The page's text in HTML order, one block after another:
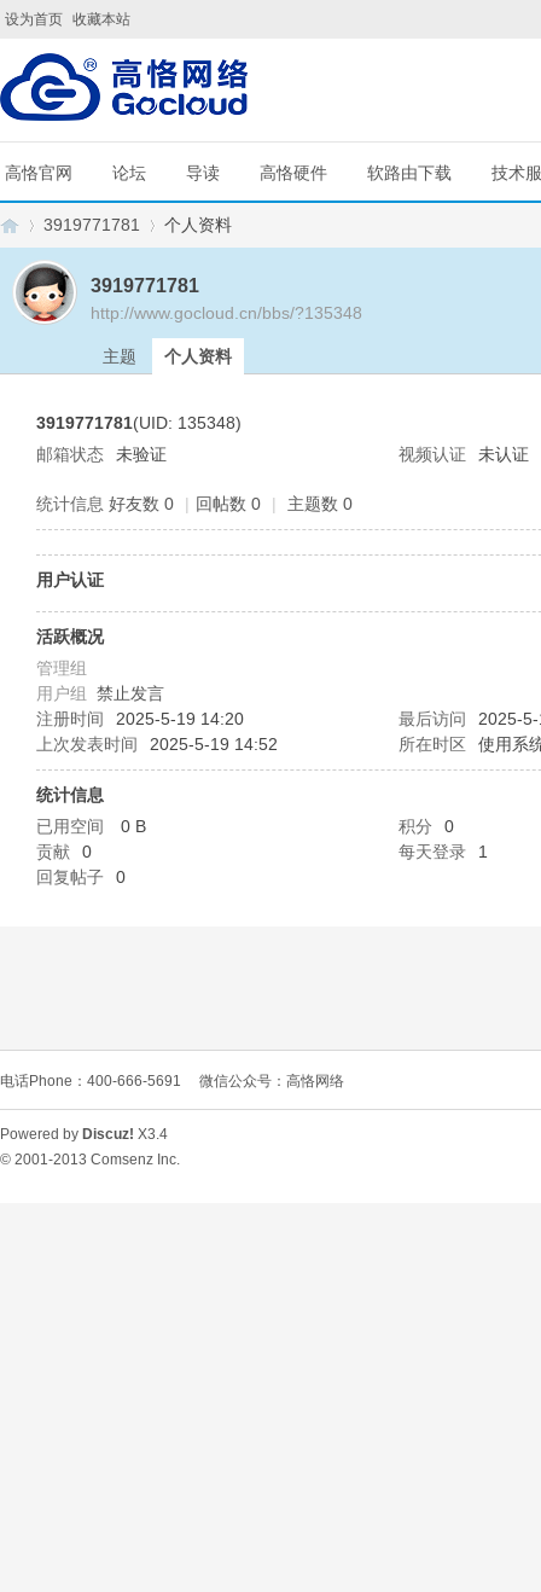
设为首页 收藏本站
高恪官网 论坛 导读 高恪硬件 软路由下载 技术
L
3919771781 个人资料
3919771781
http://www.gocloud.cn/bbs/?135348
主题 个人资料
3919771781(UID: 135348)
邮箱状态
未验证 视频认证 未认证
统计信息 好友数 0 | 回帖数 0 | 主题数 0
用户认证
活跃概况
管理组
用户组 禁止发言
注册时间
2025-5-19 14:20 最后访问
2025-
上次发表时间
2025-5-19 14:52 所在时区 使用系
统计信息
已用空间
0 B 积分
0
贡献
0 每天登录
1
回复帖子
0
电话Phone：400-666-5691 微信公众号：高恪网络
Powered by Discuz! X3.4
© 2001-2013 Comsenz Inc.